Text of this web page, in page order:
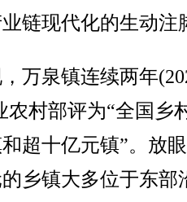
链现代化的生动注
泉镇连续两年
农村部评为“全国乡
超十亿元镇”。放
乡镇大多位于东部